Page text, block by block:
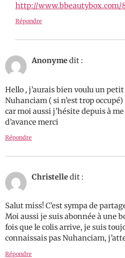
http://www.bbeautybox.com/
Répondre
Anonymedit :
Hello , j’aurais bien voulu un
Nuhanciam ( si n’est trop occupé)
car moi aussi j’hésite depuis à
d’avance merci
Répondre
Christelledit :
Salut miss! C’est sympa de
Moi aussi je suis abonnée à une
fois que le colis arrive, je suis
connaissais pas Nuhanciam,
Répondre